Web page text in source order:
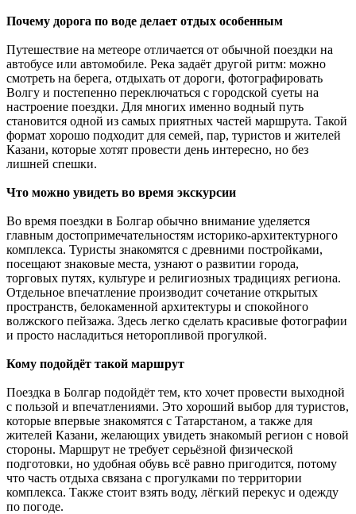
Почему дорога по воде делает отдых особенным
Путешествие на метеоре отличается от обычной поездки на
автобусе или автомобиле. Река задаёт другой ритм: можно
смотреть на берега, отдыхать от дороги, фотографировать
Волгу и постепенно переключаться с городской суеты на
настроение поездки. Для многих именно водный путь
становится одной из самых приятных частей маршрута. Такой
формат хорошо подходит для семей, пар, туристов и жителей
Казани, которые хотят провести день интересно, но без
лишней спешки.
Что можно увидеть во время экскурсии
Во время поездки в Болгар обычно внимание уделяется
главным достопримечательностям историко-архитектурного
комплекса. Туристы знакомятся с древними постройками,
посещают знаковые места, узнают о развитии города,
торговых путях, культуре и религиозных традициях региона.
Отдельное впечатление производит сочетание открытых
пространств, белокаменной архитектуры и спокойного
волжского пейзажа. Здесь легко сделать красивые фотографии
и просто насладиться неторопливой прогулкой.
Кому подойдёт такой маршрут
Поездка в Болгар подойдёт тем, кто хочет провести выходной
с пользой и впечатлениями. Это хороший выбор для туристов,
которые впервые знакомятся с Татарстаном, а также для
жителей Казани, желающих увидеть знакомый регион с новой
стороны. Маршрут не требует серьёзной физической
подготовки, но удобная обувь всё равно пригодится, потому
что часть отдыха связана с прогулками по территории
комплекса. Также стоит взять воду, лёгкий перекус и одежду
по погоде.